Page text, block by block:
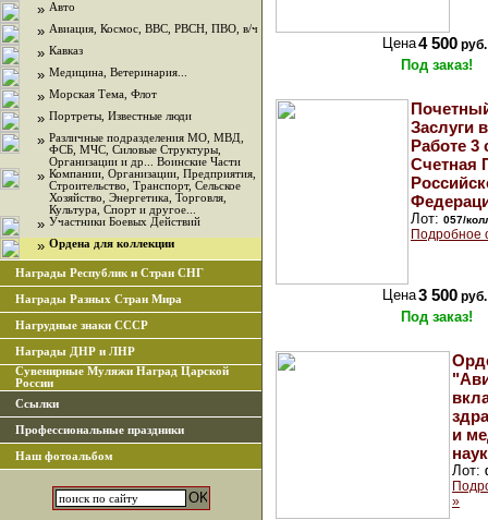
» Авто
» Авиация, Космос, ВВС, РВСН, ПВО, в/ч
» Кавказ
» Медицина, Ветеринария...
» Морская Тема, Флот
» Портреты, Известные люди
» Различные подразделения МО, МВД,
ФСБ, МЧС, Силовые Структуры,
Организации и др... Воинские Части
» Компании, Организации, Предприятия,
Строительство, Транспорт, Сельское
Хозяйство, Энергетика, Торговля,
Культура, Спорт и другое...
» Участники Боевых Действий
» Ордена для коллекции
Награды Республик и Стран СНГ
Награды Разных Стран Мира
Нагрудные знаки СССР
Награды ДНР и ЛНР
Сувенирные Муляжи Наград Царской
России
Ссылки
Профессиональные праздники
Наш фотоальбом
Цена4 500 руб.
Под заказ!
Заслуги
Работе 3
Счетная
Лот: 057/
Подробное
Цена3 500 руб.
Под заказ!
и
Лот:
»